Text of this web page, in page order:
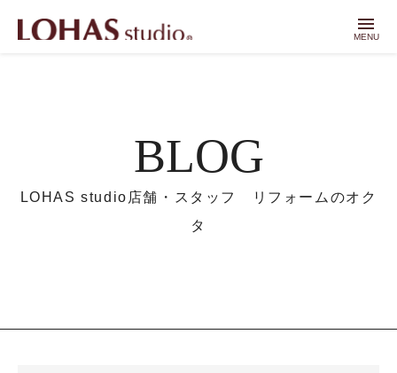
menu
MENU
BLOG
LOHAS studio店舗・スタッフ リフォームのオク
タ